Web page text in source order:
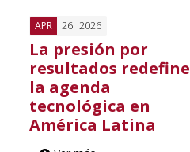
APR 26 2026
La presión por
resultados redefine
la agenda
tecnológica en
América Latina